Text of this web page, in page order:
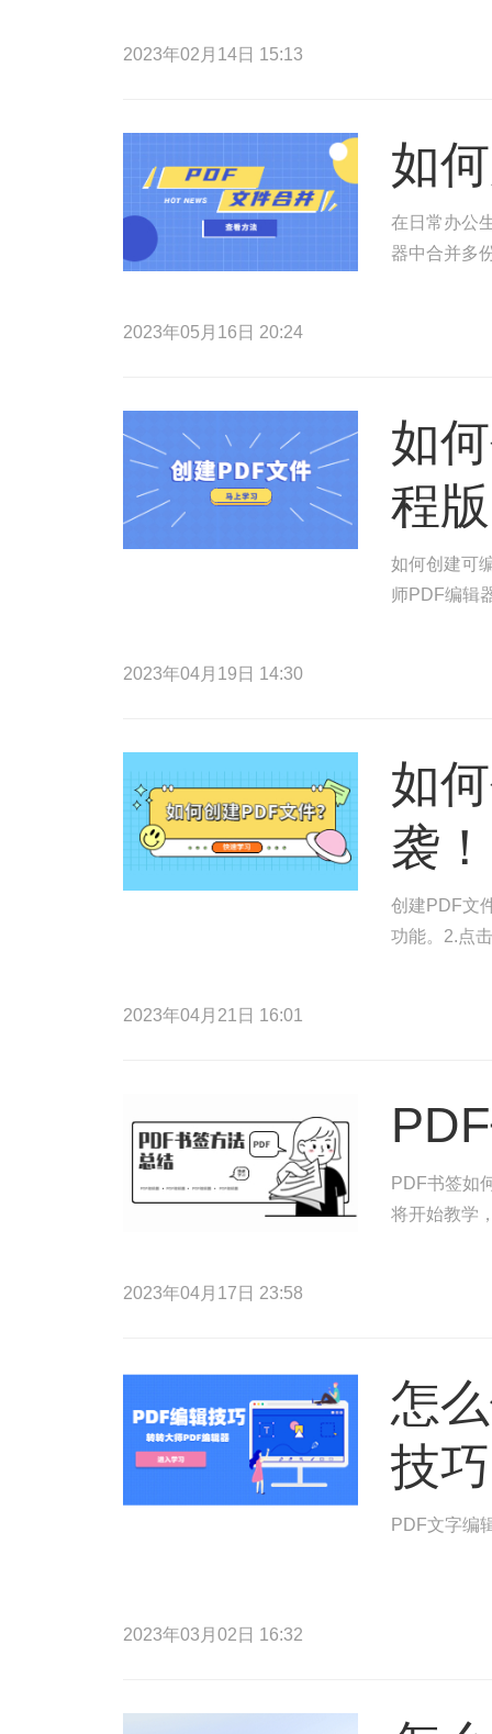
2023年02月14日 15:13
如
在日常办公
器中合并多
2023年05月16日 20:24
如
程版
如何创建可
师PDF编辑
2023年04月19日 14:30
如
袭！
创建PDF文
功能。2.点
2023年04月21日 16:01
PDF书签如
将开始教学
2023年04月17日 23:58
怎
技巧
PDF文字编
2023年03月02日 16:32